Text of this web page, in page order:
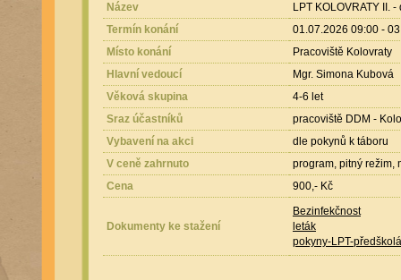
Název
LPT KOLOVRATY II.
Termín konání
01.07.2026 09:00 -
Místo konání
Pracoviště Kolovraty
Hlavní vedoucí
Mgr. Simona Kubová
Věková skupina
4-6 let
Sraz účastníků
pracoviště DDM -
Vybavení na akci
dle pokynů k táboru
V ceně zahrnuto
program, pitný režim,
Cena
900,- Kč
Dokumenty ke stažení
Bezinfekčnost
leták
pokyny-LPT-